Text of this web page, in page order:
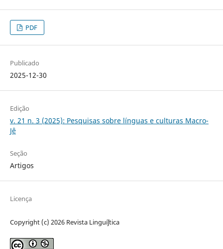
PDF
Publicado
2025-12-30
Edição
v. 21 n. 3 (2025): Pesquisas sobre línguas e culturas Macro-
Jê
Seção
Artigos
Licença
Copyright (c) 2026 Revista Linguíʃtica